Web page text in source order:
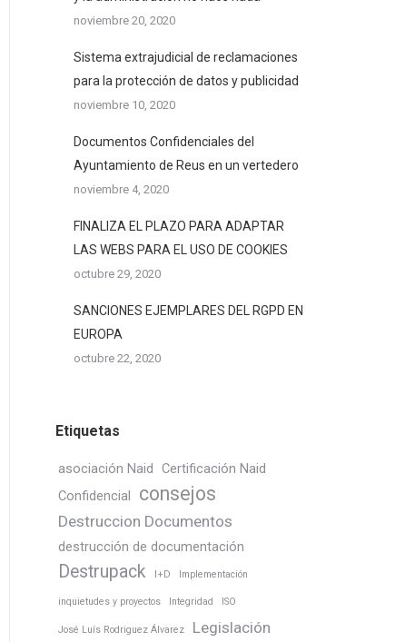
noviembre 20, 2020
Sistema extrajudicial de reclamaciones
para la protección de datos y publicidad
noviembre 10, 2020
Documentos Confidenciales del
Ayuntamiento de Reus en un vertedero
noviembre 4, 2020
FINALIZA EL PLAZO PARA ADAPTAR
LAS WEBS PARA EL USO DE COOKIES
octubre 29, 2020
SANCIONES EJEMPLARES DEL RGPD EN
EUROPA
octubre 22, 2020
Etiquetas
asociación Naid Certificación Naid
Confidencial
consejos
Destruccion Documentos
destrucción de documentación
Destrupack I+D Implementación
inquietudes y proyectos Integridad ISO
José Luís Rodriguez Álvarez Legislación